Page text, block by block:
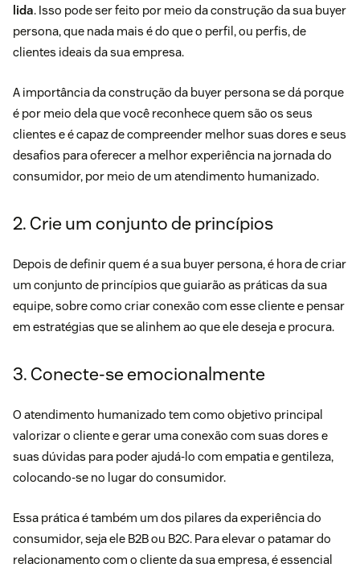
lida. Isso pode ser feito por meio da construção da sua buyer
persona, que nada mais é do que o perfil, ou perfis, de
clientes ideais da sua empresa.
A importância da construção da buyer persona se dá porque
é por meio dela que você reconhece quem são os seus
clientes e é capaz de compreender melhor suas dores e seus
desafios para oferecer a melhor experiência na jornada do
consumidor, por meio de um atendimento humanizado.
2. Crie um conjunto de princípios
Depois de definir quem é a sua buyer persona, é hora de criar
um conjunto de princípios que guiarão as práticas da sua
equipe, sobre como criar conexão com esse cliente e pensar
em estratégias que se alinhem ao que ele deseja e procura.
3. Conecte-se emocionalmente
O atendimento humanizado tem como objetivo principal
valorizar o cliente e gerar uma conexão com suas dores e
suas dúvidas para poder ajudá-lo com empatia e gentileza,
colocando-se no lugar do consumidor.
Essa prática é também um dos pilares da experiência do
consumidor, seja ele B2B ou B2C. Para elevar o patamar do
relacionamento com o cliente da sua empresa, é essencial